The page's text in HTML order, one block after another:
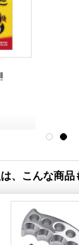
、こんな商品